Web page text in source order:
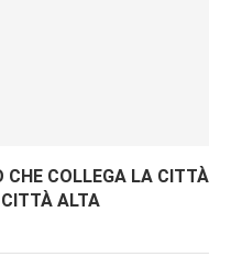
CHE COLLEGA LA CITTÀ
ALTA